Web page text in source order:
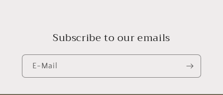
Subscribe to our emails
E-Mail